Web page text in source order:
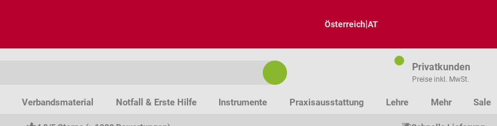
Österreich|AT
Privatkunden
Preise inkl. MwSt.
Verbandsmaterial Notfall & Erste Hilfe Instrumente Praxisausstattung Lehre Mehr Sale